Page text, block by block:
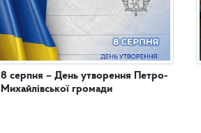
8 серпня – День утворення Петро-
Михайлівської громади